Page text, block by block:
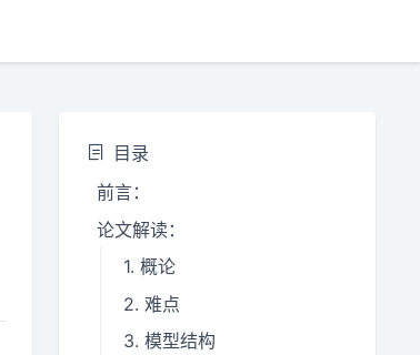
目录
前言：
论文解读：
1. 概论
2. 难点
3. 模型结构